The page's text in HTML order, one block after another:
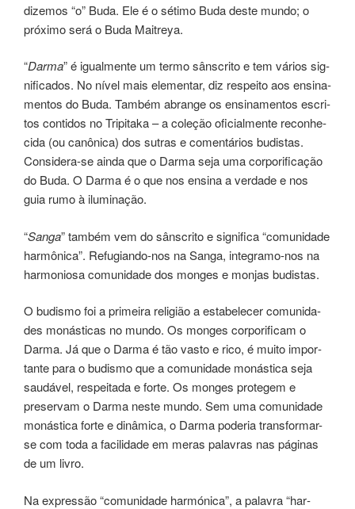
dize­mos “o” Buda. Ele é o séti­mo Buda deste mundo; o
pró­xi­mo será o Buda Maitreya.
“Darma” é igual­men­te um termo sâns­cri­to e tem ­vários sig­
ni­fi­ca­dos. No nível mais elemen­tar, diz res­pei­to aos ensi­na­
men­tos do Buda. Também abran­ge os ensinamentos escri­
tos con­ti­dos no Tripitaka – a cole­ção ofi­cial­men­te reco­nhe­
ci­da (ou canô­ni­ca) dos sutras e comen­tá­rios budis­tas.
Considera-se ainda que o Darma seja uma cor­po­ri­fi­ca­ção
do Buda. O Darma é o que nos ensi­na a ver­da­de e nos
guia rumo à ilumina­ção.
“Sanga” tam­bém vem do sâns­cri­to e sig­ni­fi­ca “comu­ni­da­de
har­mô­ni­ca”. Refugiando-nos na Sanga, inte­gra­mo-nos na
har­mo­nio­sa comu­ni­da­de dos mon­ges e monjas budis­tas.
O budis­mo foi a pri­mei­ra reli­gião a esta­be­le­cer comu­ni­da­
des monás­ti­cas no mundo. Os mon­ges cor­po­ri­fi­cam o
Darma. Já que o Darma é tão vasto e rico, é muito impor­
tan­te para o budis­mo que a comu­ni­da­de monás­ti­ca seja
sau­dá­vel, res­pei­ta­da e forte. Os mon­ges pro­te­gem e
preservam o Darma neste mundo. Sem uma comu­ni­da­de
monástica forte e dinâ­mi­ca, o Darma pode­ria trans­for­mar-
se com toda a faci­li­da­de em meras pala­vras nas pági­nas
de um livro.
Na expres­são “comu­ni­da­de har­móni­ca”, a pala­vra “har­